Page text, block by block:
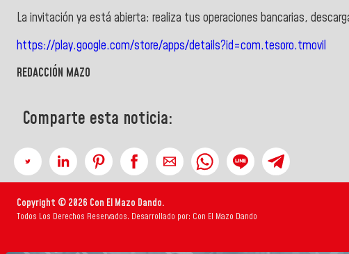
La invitación ya está abierta: realiza tus operaciones bancarias,
https://play.google.com/store/apps/details?id=com.tesoro.tmovil
REDACCIÓN MAZO
Comparte esta noticia:
Copyright © 2026 Con El Mazo Dando.
Todos Los Derechos Reservados. Desarrollado por: Con El Mazo Dando